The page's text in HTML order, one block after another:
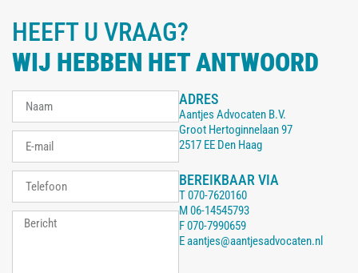
HEEFT U VRAAG?
WIJ HEBBEN HET ANTWOORD
ADRES
Aantjes Advocaten B.V.
Groot Hertoginnelaan 97
2517 EE Den Haag
BEREIKBAAR VIA
T070-7620160
M06-14545793
F070-7990659
Eaantjes@aantjesadvocaten.nl